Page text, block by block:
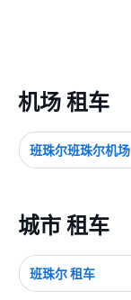
机场 租车
班珠尔班珠尔机场
城市 租车
班珠尔 租车